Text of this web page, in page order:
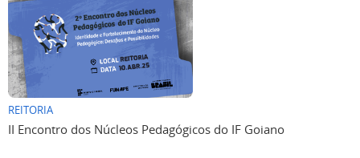
REITORIA
II Encontro dos Núcleos Pedagógicos do IF Goiano